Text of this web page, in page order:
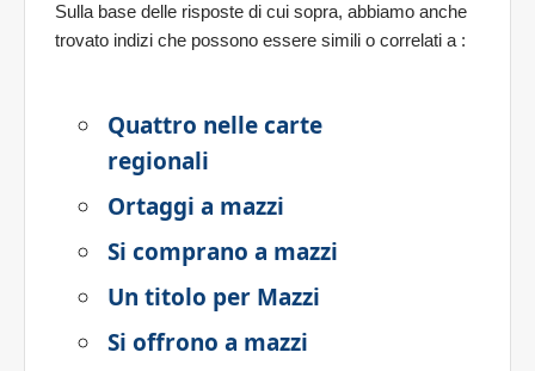
Sulla base delle risposte di cui sopra, abbiamo anche
trovato indizi che possono essere simili o correlati a :
Quattro nelle carte
regionali
Ortaggi a mazzi
Si comprano a mazzi
Un titolo per Mazzi
Si offrono a mazzi